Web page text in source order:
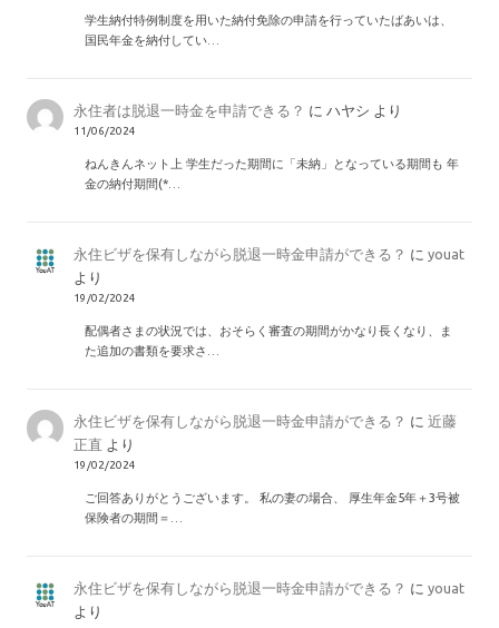
学生納付特例制度を用いた納付免除の申請を行っていたばあいは、
国民年金を納付してい…
永住者は脱退一時金を申請できる？ にハヤシ より
11/06/2024
ねんきんネット上 学生だった期間に「未納」となっている期間も 年
金の納付期間(*…
永住ビザを保有しながら脱退一時金申請ができる？ にyouat
より
19/02/2024
配偶者さまの状況では、おそらく審査の期間がかなり長くなり、ま
た追加の書類を要求さ…
永住ビザを保有しながら脱退一時金申請ができる？ に近藤
正直 より
19/02/2024
ご回答ありがとうございます。 私の妻の場合、 厚生年金5年＋3号被
保険者の期間＝…
永住ビザを保有しながら脱退一時金申請ができる？ にyouat
より